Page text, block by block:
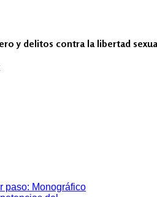
y delitos contra la libertad
paso: Monográfico